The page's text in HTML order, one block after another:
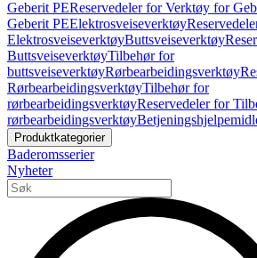
Geberit PEReservedeler for Verktøy for
Geberit PEElektrosveiseverktøy
ElektrosveiseverktøyButtsveiseverktøy
ButtsveiseverktøyTilbehør for
buttsveiseverktøyRørbearbeidingsverktøy
RørbearbeidingsverktøyTilbehør for
rørbearbeidingsverktøyReservedeler for
rørbearbeidingsverktøy
Produktkategorier
Baderomsserier
Nyheter